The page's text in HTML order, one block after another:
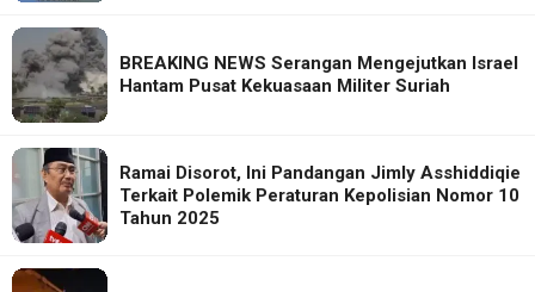
BREAKING NEWS Serangan Mengejutkan Israel
Hantam Pusat Kekuasaan Militer Suriah
Ramai Disorot, Ini Pandangan Jimly Asshiddiqie
Terkait Polemik Peraturan Kepolisian Nomor 10
Tahun 2025